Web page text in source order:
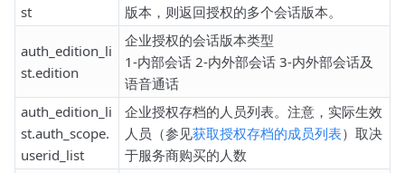
st
版本，则返回授权的多个会话版本。
auth_edition_li
st.edition
企业授权的会话版本类型
1-内部会话 2-内外部会话 3-内外部会话及
语音通话
auth_edition_li
st.auth_scope.
userid_list
企业授权存档的人员列表。注意，实际生效
人员（参见获取授权存档的成员列表）取决
于服务商购买的人数